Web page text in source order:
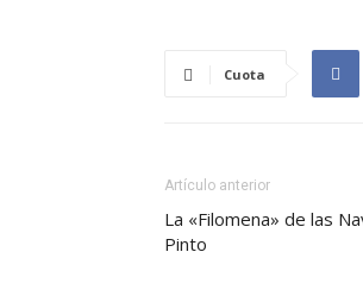
Cuota
Artículo anterior
La «Filomena» de las
Pinto